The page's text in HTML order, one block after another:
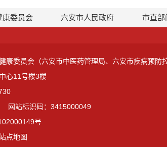
康委员会 六安市人民政府 市直部
康委员会（六安市中医药管理局、六安市疾病预防控
心11号楼3楼
网站标识码：3415000049
号
点地图